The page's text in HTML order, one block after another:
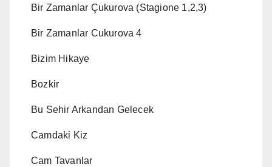
Bir Zamanlar Çukurova (Stagione 1,2,3)
Bir Zamanlar Cukurova 4
Bizim Hikaye
Bozkir
Bu Sehir Arkandan Gelecek
Camdaki Kiz
Cam Tavanlar